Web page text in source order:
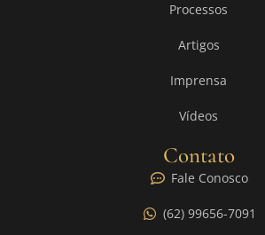
Processos
Artigos
Imprensa
Vídeos
Contato
Fale Conosco
(62) 99656-7091